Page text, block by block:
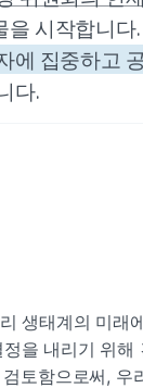
시작합니다
에 집중하고
다.
생태계의 미래
을 내리기 위해
토함으로써,